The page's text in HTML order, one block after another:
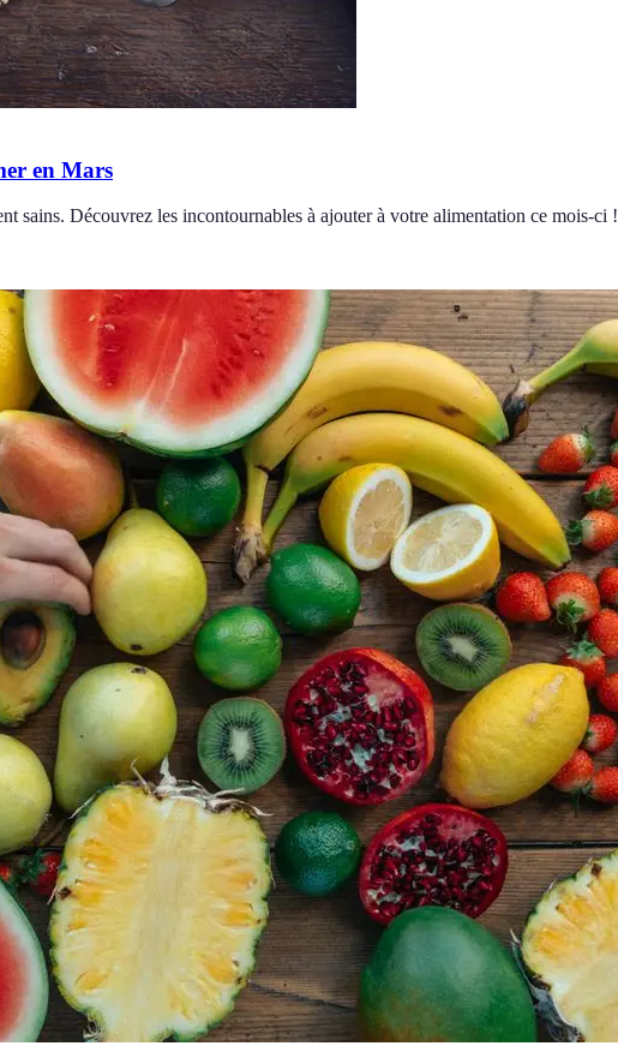
en Mars
sains. Découvrez les incontournables à ajouter à votre alimentation ce mois-ci !